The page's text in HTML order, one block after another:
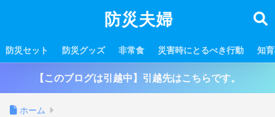
防災夫婦
防災セット 防災グッズ 非常食 災害時にとるべき行動 知
【このブログは引越中】引越先はこちらです。
ホーム